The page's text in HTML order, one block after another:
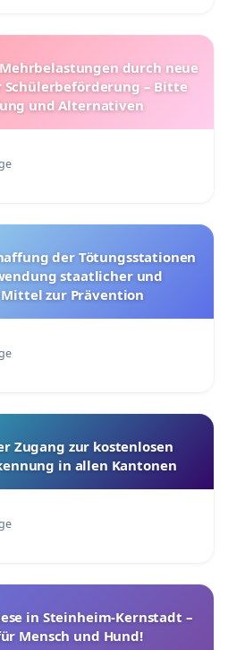
durch neue
– Bitte
und Alternativen
staatlicher und
zur Prävention
Zugang zur kostenlosen
in allen Kantonen
in Steinheim-Kernstadt –
Mensch und Hund!